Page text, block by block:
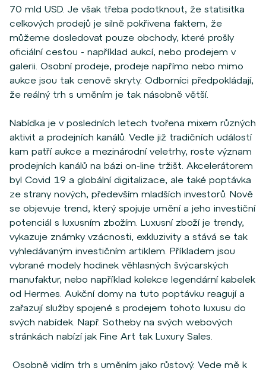
70 mld USD. Je však třeba podotknout, že statisitka
celkových prodejů je silně pokřivena faktem, že
můžeme dosledovat pouze obchody, které prošly
oficiální cestou - například aukcí, nebo prodejem v
galerii. Osobní prodeje, prodeje napřímo nebo mimo
aukce jsou tak cenově skryty. Odborníci předpokládají,
že reálný trh s uměním je tak násobně větší.
Nabídka je v posledních letech tvořena mixem různých
aktivit a prodejních kanálů. Vedle již tradičních událostí
kam patří aukce a mezinárodní veletrhy, roste význam
prodejních kanálů na bázi on-line tržišt. Akcelerátorem
byl Covid 19 a globální digitalizace, ale také poptávka
ze strany nových, především mladších investorů. Nově
se objevuje trend, který spojuje umění a jeho investiční
potenciál s luxusním zbožím. Luxusní zboží je trendy,
vykazuje známky vzácnosti, exkluzivity a stává se tak
vyhledávaným investičním artiklem. Příkladem jsou
vybrané modely hodinek věhlasných švýcarských
manufaktur, nebo například kolekce legendární kabelek
od Hermes. Aukční domy na tuto poptávku reagují a
zařazují služby spojené s prodejem tohoto luxusu do
svých nabídek. Např. Sotheby na svých webových
stránkách nabízí jak Fine Art tak Luxury Sales.
Osobně vidím trh s uměním jako růstový. Vede mě k